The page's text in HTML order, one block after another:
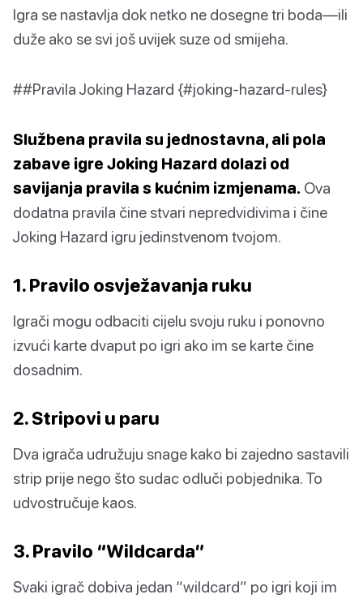
Igra se nastavlja dok netko ne dosegne tri boda—ili
duže ako se svi još uvijek suze od smijeha.
##Pravila Joking Hazard {#joking-hazard-rules}
Službena pravila su jednostavna, ali pola
zabave igre Joking Hazard dolazi od
savijanja pravila s kućnim izmjenama. Ova
dodatna pravila čine stvari nepredvidivima i čine
Joking Hazard igru jedinstvenom tvojom.
1. Pravilo osvježavanja ruku
Igrači mogu odbaciti cijelu svoju ruku i ponovno
izvući karte dvaput po igri ako im se karte čine
dosadnim.
2. Stripovi u paru
Dva igrača udružuju snage kako bi zajedno sastavili
strip prije nego što sudac odluči pobjednika. To
udvostručuje kaos.
3. Pravilo “Wildcarda”
Svaki igrač dobiva jedan “wildcard” po igri koji im